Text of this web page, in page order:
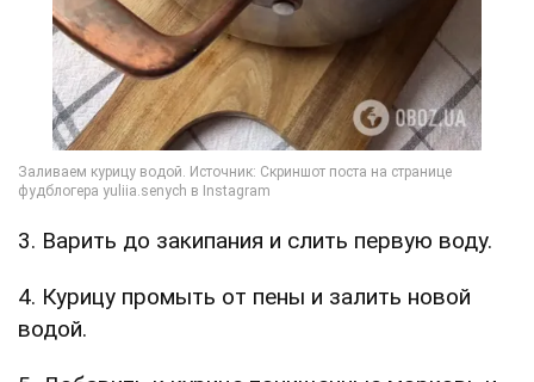
3. Варить до закипания и слить первую воду.
4. Курицу промыть от пены и залить новой
водой.